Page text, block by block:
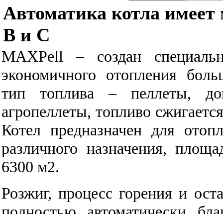
Автоматика котла
B и C
MAXPell – создан
экономичного отопления
тип топлива – пеллеты,
агропеллеты, топливо
Котел предназначен для
различного назначения,
6300 м2.
Розжиг, процесс горения и